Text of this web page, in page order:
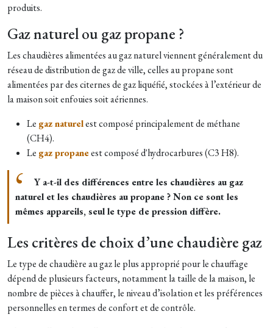
produits.
Gaz naturel ou gaz propane ?
Les chaudières alimentées au gaz naturel viennent généralement du
réseau de distribution de gaz de ville, celles aupropane sont
alimentées par des citernes de gaz liquéfié, stockées à l’extérieur de
la maison soit enfouies soit aériennes.
Le gaz naturelest composé principalement de méthane
(CH4).
Le gaz propaneest composé d'hydrocarbures (C3 H8).
Y a-t-il des différences entre les chaudières au gaz
naturel et les chaudières au propane ? Non ce sont les
mêmes appareils, seul le type de pression diffère.
Les critères de choix d’une chaudière gaz
Le type de chaudière au gaz le plus approprié pour le chauffage
dépend de plusieurs facteurs, notamment la taille de la maison, le
nombre de pièces à chauffer, le niveau d’isolation et les préférences
personnelles en termes de confort et de contrôle.